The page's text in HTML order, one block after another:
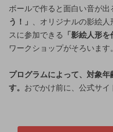
ボールで作ると面白い音が出
う！」
、オリジナルの影絵
スに参加できる
「影絵人形を
ワークショップがそろいます
プログラムによって、対象年
す。 おでかけ前に、公式サイ